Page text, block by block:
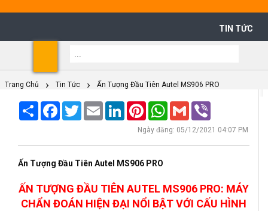
TIN TỨC
Trang Chủ Tin Tức Ấn Tượng Đầu Tiên Autel MS906 PRO
Share Facebook
TwitterEmail LinkedInPinterestWhatsApp
Gmail
Ngày đăng: 05/12/2021 04:07 PM
Ấn Tượng Đầu Tiên Autel MS906 PRO
ẤN TƯỢNG ĐẦU TIÊN AUTEL MS906 PRO: MÁY
CHẨN ĐOÁN HIỆN ĐẠI NỔI BẬT VỚI CẤU HÌNH